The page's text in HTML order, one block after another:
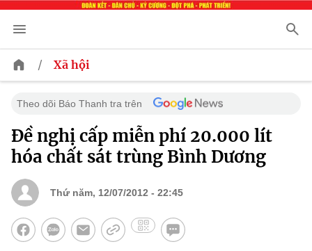
/ Xã hội
Theo dõi Báo Thanh tra trên
Đề nghị cấp miễn phí 20.000 lít
hóa chất sát trùng Bình Dương
Thứ năm, 12/07/2012 - 22:45